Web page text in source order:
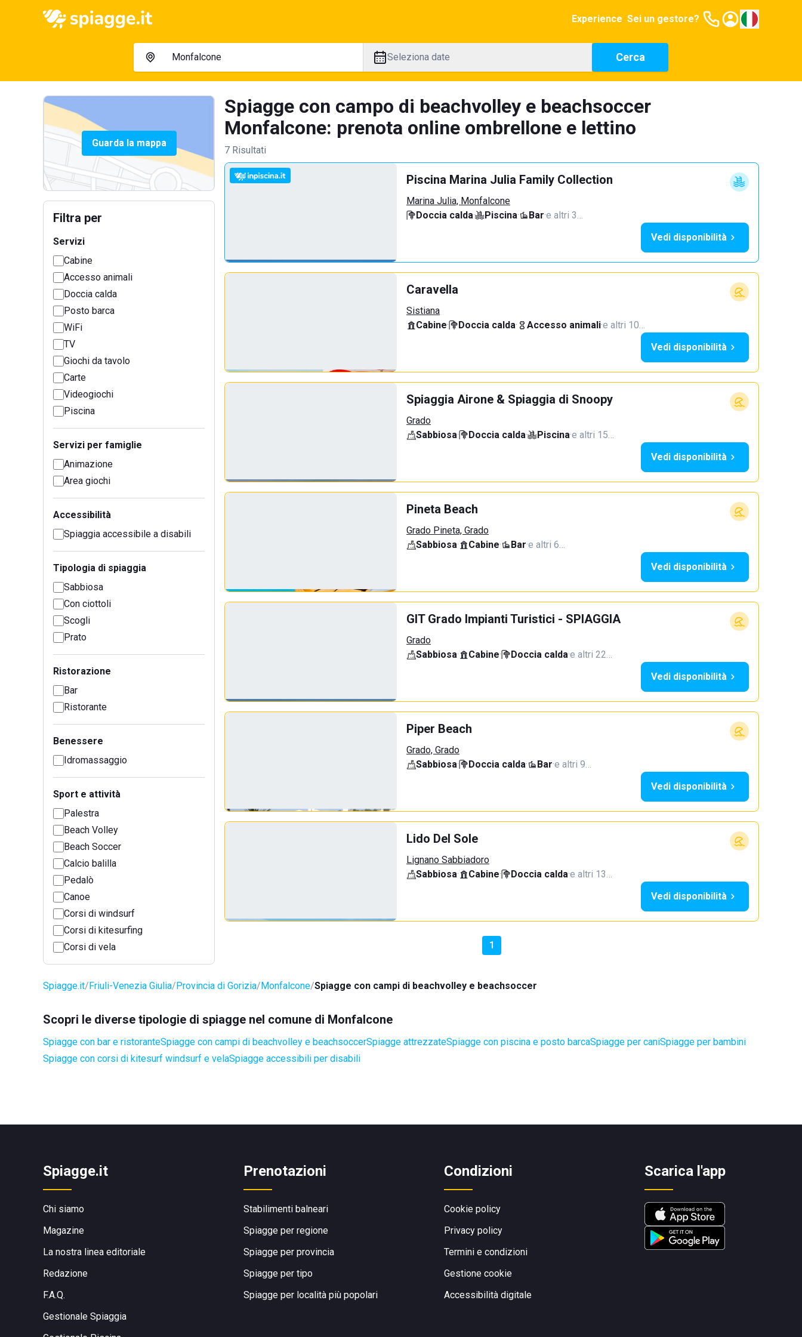
Experience Sei un gestore?
Seleziona date Cerca
Guarda la mappa
Filtra per
Servizi
Cabine
Accesso animali
Doccia calda
Posto barca
WiFi
TV
Giochi da tavolo
Carte
Videogiochi
Piscina
Servizi per famiglie
Animazione
Area giochi
Accessibilità
Spiaggia accessibile a disabili
Tipologia di spiaggia
Sabbiosa
Con ciottoli
Scogli
Prato
Ristorazione
Bar
Ristorante
Benessere
Idromassaggio
Sport e attività
Palestra
Beach Volley
Beach Soccer
Calcio balilla
Pedalò
Canoe
Corsi di windsurf
Corsi di kitesurfing
Corsi di vela
Spiagge con campo di beachvolley e beachsoccer
Monfalcone: prenota online ombrellone e lettino
7 Risultati
Piscina Marina Julia Family Collection
Marina Julia, Monfalcone
Doccia calda· Piscina· Bar·e altri 3…
Vedi disponibilità
Caravella
Sistiana
Cabine· Doccia calda· Accesso animali·e altri 10…
Vedi disponibilità
Spiaggia Airone & Spiaggia di Snoopy
Grado
Sabbiosa· Doccia calda· Piscina·e altri 15…
Vedi disponibilità
Pineta Beach
Grado Pineta, Grado
Sabbiosa· Cabine· Bar·e altri 6…
Vedi disponibilità
GIT Grado Impianti Turistici - SPIAGGIA
Grado
Sabbiosa· Cabine· Doccia calda·e altri 22…
Vedi disponibilità
Piper Beach
Grado, Grado
Sabbiosa· Doccia calda· Bar·e altri 9…
Vedi disponibilità
Lido Del Sole
Lignano Sabbiadoro
Sabbiosa· Cabine· Doccia calda·e altri 13…
Vedi disponibilità
1
Spiagge.it Friuli-Venezia Giulia Provincia di Gorizia Monfalcone Spiagge con campi di beachvolley e beachsoccer
Scopri le diverse tipologie di spiagge nel comune di Monfalcone
Spiagge con bar e ristoranteSpiagge con campi di beachvolley e beachsoccerSpiagge attrezzateSpiagge con piscina e posto barcaSpiagge per caniSpiagge per bambini
Spiagge con corsi di kitesurf windsurf e velaSpiagge accessibili per disabili
Spiagge.it
Chi siamo
Magazine
La nostra linea editoriale
Redazione
F.A.Q.
Gestionale Spiaggia
Prenotazioni
Stabilimenti balneari
Spiagge per regione
Spiagge per provincia
Spiagge per tipo
Spiagge per località più popolari
Condizioni
Cookie policy
Privacy policy
Termini e condizioni
Gestione cookie
Accessibilità digitale
Scarica l'app